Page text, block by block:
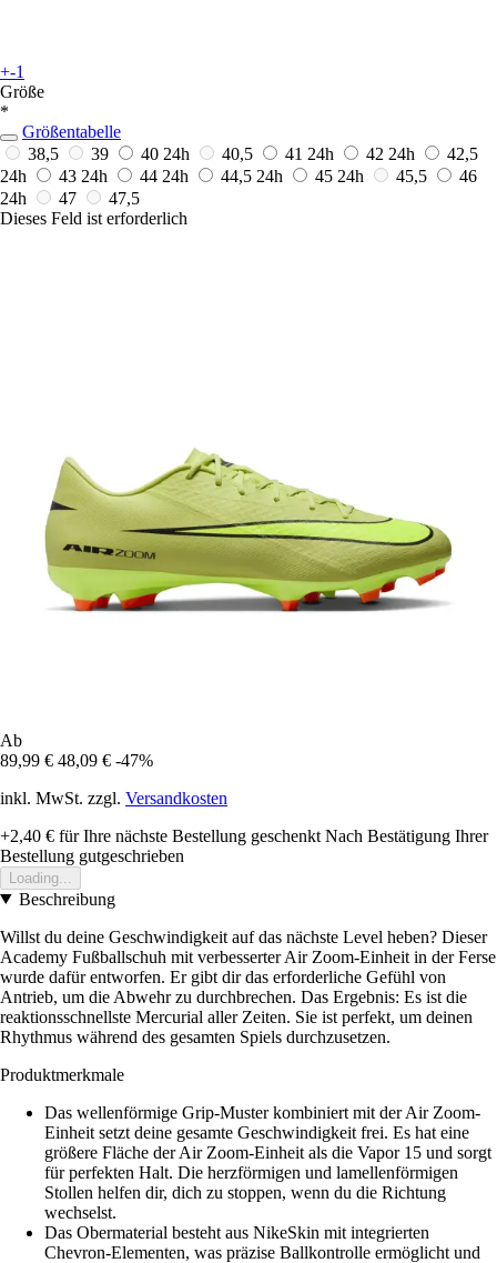
+-1
Größe
*
Größentabelle
38,5
39 40 24h 40,5 41 24h 42 24h
42,5
24h
43 24h 44 24h 44,5 24h 45 24h 45,5
46
24h
47
47,5
Dieses Feld ist erforderlich
Ab
89,99 € 48,09 € -47%
inkl. MwSt. zzgl. Versandkosten
+2,40 € für Ihre nächste Bestellung geschenkt Nach Bestätigung Ihrer
Bestellung gutgeschrieben
Loading...
Beschreibung
Willst du deine Geschwindigkeit auf das nächste Level heben? Dieser
Academy Fußballschuh mit verbesserter Air Zoom-Einheit in der Ferse
wurde dafür entworfen. Er gibt dir das erforderliche Gefühl von
Antrieb, um die Abwehr zu durchbrechen. Das Ergebnis: Es ist die
reaktionsschnellste Mercurial aller Zeiten. Sie ist perfekt, um deinen
Rhythmus während des gesamten Spiels durchzusetzen.
Produktmerkmale
Das wellenförmige Grip-Muster kombiniert mit der Air Zoom-
Einheit setzt deine gesamte Geschwindigkeit frei. Es hat eine
größere Fläche der Air Zoom-Einheit als die Vapor 15 und sorgt
für perfekten Halt. Die herzförmigen und lamellenförmigen
Stollen helfen dir, dich zu stoppen, wenn du die Richtung
wechselst.
Das Obermaterial besteht aus NikeSkin mit integrierten
Chevron-Elementen, was präzise Ballkontrolle ermöglicht und